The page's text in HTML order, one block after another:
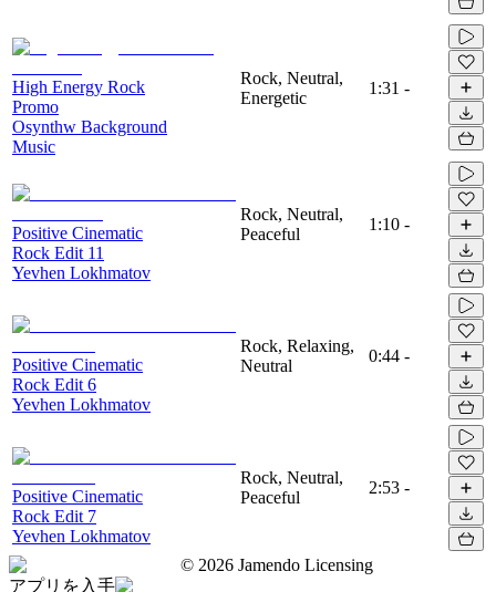
High Energy Rock
Promo
Osynthw Background
Music
Rock, Neutral,
Energetic
1:31 -
Positive Cinematic
Rock Edit 11
Yevhen Lokhmatov
Rock, Neutral,
Peaceful
1:10 -
Positive Cinematic
Rock Edit 6
Yevhen Lokhmatov
Rock, Relaxing,
Neutral
0:44 -
Positive Cinematic
Rock Edit 7
Yevhen Lokhmatov
Rock, Neutral,
Peaceful
2:53 -
© 2026 Jamendo Licensing
アプリを入手